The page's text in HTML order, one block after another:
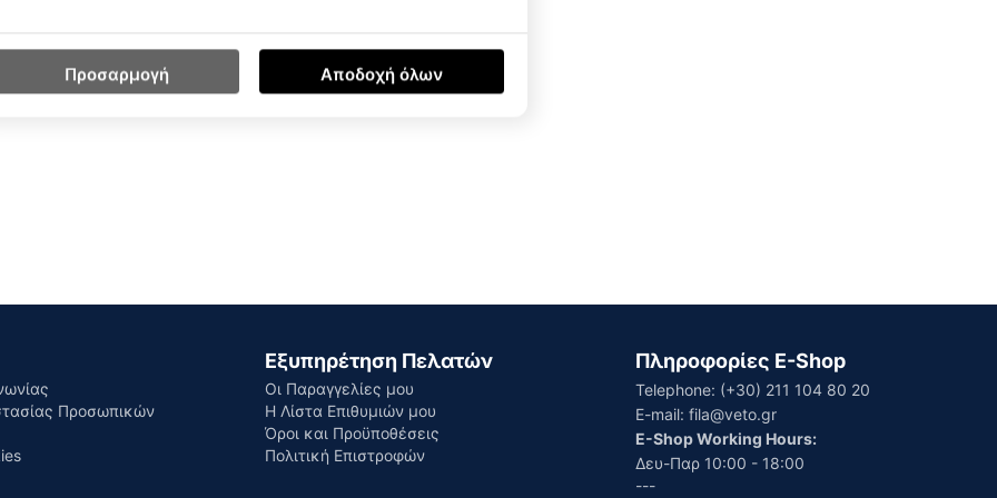
Προσωπικών
Εξυπηρέτηση Πελατών
Οι Παραγγελίες μου
Η Λίστα Επιθυμιών μου
Όροι και Προϋποθέσεις
Πολιτική Επιστροφών
Πληροφορίες E-Shop
Telephone: (+30) 211 104 80 20
E-mail: fila@veto.gr
E-Shop Working Hours:
Δευ-Παρ 10:00 - 18:00
---
Προσαρμογή Αποδοχή όλων